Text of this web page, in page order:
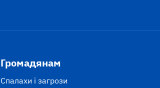
Громадянам
Спалахи і загрози